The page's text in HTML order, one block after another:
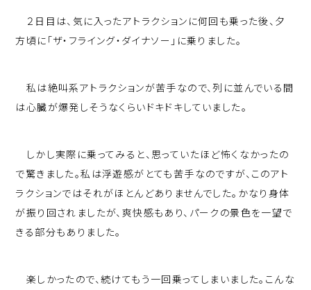
２日目は、気に入ったアトラクションに何回も乗った後、夕
方頃に「ザ・フライング・ダイナソー」に乗りました。
私は絶叫系アトラクションが苦手なので、列に並んでいる間
は心臓が爆発しそうなくらいドキドキしていました。
しかし実際に乗ってみると、思っていたほど怖くなかったの
で驚きました。私は浮遊感がとても苦手なのですが、このアト
ラクションではそれがほとんどありませんでした。かなり身体
が振り回されましたが、爽快感もあり、パークの景色を一望で
きる部分もありました。
楽しかったので、続けてもう一回乗ってしまいました。こんな